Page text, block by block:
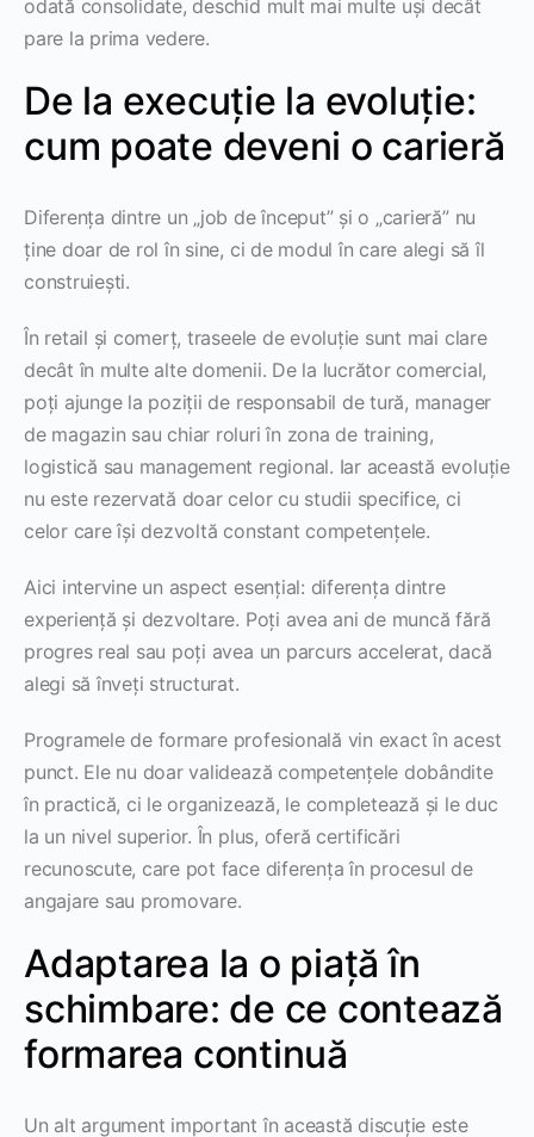
odată consolidate, deschid mult mai multe uși decât
pare la prima vedere.
De la execuție la evoluție:
cum poate deveni o carieră
Diferența dintre un „job de început” și o „carieră” nu
ține doar de rol în sine, ci de modul în care alegi să îl
construiești.
În retail și comerț, traseele de evoluție sunt mai clare
decât în multe alte domenii. De la lucrător comercial,
poți ajunge la poziții de responsabil de tură, manager
de magazin sau chiar roluri în zona de training,
logistică sau management regional. Iar această evoluție
nu este rezervată doar celor cu studii specifice, ci
celor care își dezvoltă constant competențele.
Aici intervine un aspect esențial: diferența dintre
experiență și dezvoltare. Poți avea ani de muncă fără
progres real sau poți avea un parcurs accelerat, dacă
alegi să înveți structurat.
Programele de formare profesională vin exact în acest
punct. Ele nu doar validează competențele dobândite
în practică, ci le organizează, le completează și le duc
la un nivel superior. În plus, oferă certificări
recunoscute, care pot face diferența în procesul de
angajare sau promovare.
Adaptarea la o piață în
schimbare: de ce contează
formarea continuă
Un alt argument important în această discuție este